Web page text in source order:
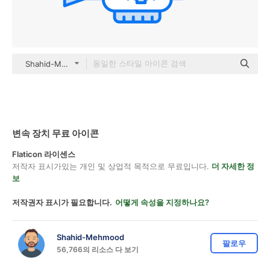
Shahid-Mehmood color lineal-color
변속 장치 무료 아이콘
Flaticon 라이센스
저작자 표시가있는 개인 및 상업적 목적으로 무료입니다. 더 자세한 정
보
저작권자 표시가 필요합니다. 어떻게 속성을 지정하나요?
Shahid-Mehmood
56,766의 리소스 다 보기
팔로우